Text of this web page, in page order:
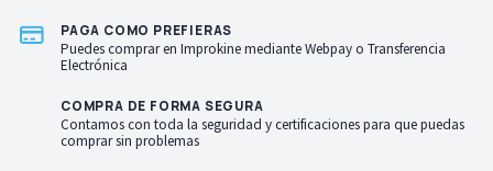
PAGA COMO PREFIERAS
Puedes comprar en Improkine mediante Webpay o Transferencia
Electrónica
COMPRA DE FORMA SEGURA
Contamos con toda la seguridad y certificaciones para que puedas
comprar sin problemas